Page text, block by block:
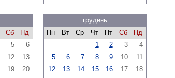
Сб
Нд
5
6
12
13
19
20
грудень
Пн
Вт Ср Чт Пт Сб
Нд
1
2 3
4
5
6 7 8 9 10
11
12
13 14 15 16 17
18